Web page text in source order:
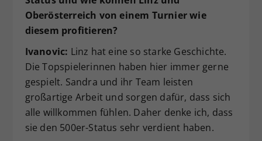
Oberösterreich von einem Turnier wie
diesem profitieren?
Ivanovic: Linz hat eine so starke Geschichte.
Die Topspielerinnen haben hier immer gerne
gespielt. Sandra und ihr Team leisten
großartige Arbeit und sorgen dafür, dass sich
alle willkommen fühlen. Daher denke ich, dass
sie den 500er-Status sehr verdient haben.